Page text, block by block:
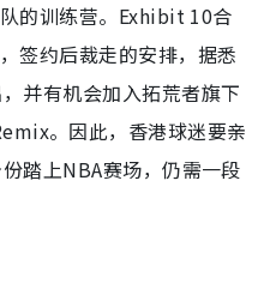
的训练营。Exhibit 10合
签约后裁走的安排，据悉
并有机会加入拓荒者旗下
。因此，香港球迷要亲
踏上NBA赛场，仍需一段